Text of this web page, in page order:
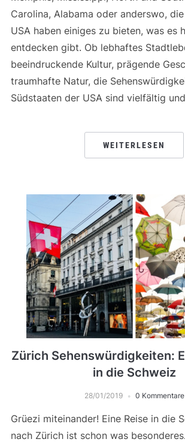
Carolina, Alabama oder anderswo,
USA haben einiges zu bieten, was es
entdecken gibt. Ob lebhaftes
beeindruckende Kultur, prägende
traumhafte Natur, die
Südstaaten der USA sind vielfältig
WEITERLESEN
Zürich Sehenswürdigkeiten:
in die Schweiz
28/01/2019 0 Kommentare
Grüezi miteinander! Eine Reise in die
nach Zürich ist schon was